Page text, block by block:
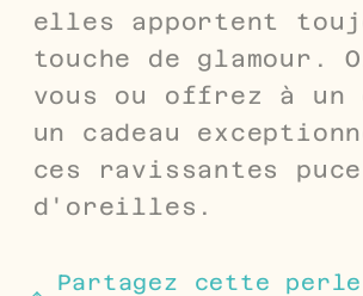
elles apportent
touche de glamour.
vous ou offrez à un
un cadeau
ces ravissantes
d'oreilles.
Partagez cette